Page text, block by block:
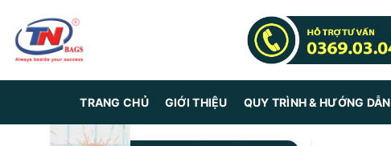
content
TRANG CHỦ GIỚI THIỆU QUY TRÌNH & HƯỚNG DẪN